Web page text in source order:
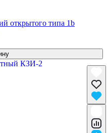
открытого типа 1b